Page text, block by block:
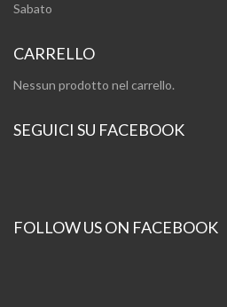
Sabato
CARRELLO
Nessun prodotto nel carrello.
SEGUICI SU FACEBOOK
FOLLOW US ON FACEBOOK